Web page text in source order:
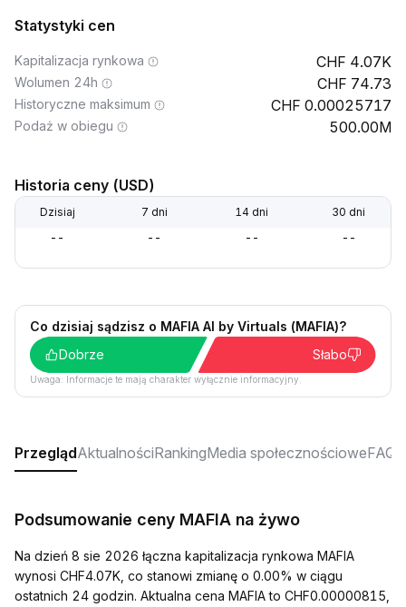
Statystyki cen
Kapitalizacja rynkowa 4.07K
Wolumen 24h 74.73
Historyczne maksimum 0.00025717
Podaż w obiegu 500.00M
Historia ceny (USD)
Dzisiaj 7 dni 14 dni 30 dni
-- -- -- --
Co dzisiaj sądzisz o MAFIA AI by Virtuals (MAFIA)?
Dobrze
Słabo
Uwaga: Informacje te mają charakter wyłącznie informacyjny.
PrzeglądAktualnościRankingMedia społecznościoweFAQ
Podsumowanie ceny MAFIA na żywo
Na dzień 8 sie 2026 łączna kapitalizacja rynkowa MAFIA
wynosi CHF4.07K, co stanowi zmianę o 0.00% w ciągu
ostatnich 24 godzin. Aktualna cena MAFIA to CHF0.00000815,